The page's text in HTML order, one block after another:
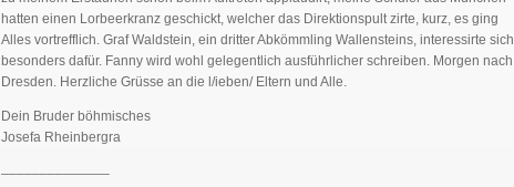
hatten einen Lorbeerkranz geschickt, welcher das Direktionspult zirte, kurz, es ging
Alles vortrefflich. Graf Waldstein, ein dritter Abkömmling Wallensteins, interessirte sich
besonders dafür. Fanny wird wohl gelegentlich ausführlicher schreiben. Morgen nach
Dresden. Herzliche Grüsse an die l/ieben/ Eltern und Alle.
Dein Bruder böhmisches
Josefa Rheinbergra